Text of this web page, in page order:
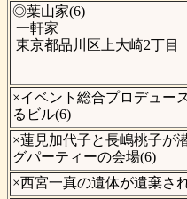
◎葉山家(6)
一軒家
東京都品川区上大崎2丁目
×イベント総合プロデュー
るビル(6)
×蓮見加代子と長嶋桃子が
グパーティーの会場(6)
×西宮一真の遺体が遺棄さ